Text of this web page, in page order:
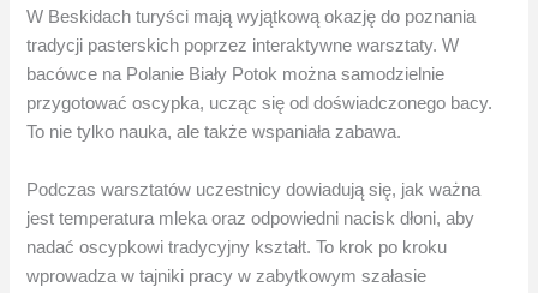
W Beskidach turyści mają wyjątkową okazję do poznania
tradycji pasterskich poprzez interaktywne warsztaty. W
bacówce na Polanie Biały Potok można samodzielnie
przygotować oscypka, ucząc się od doświadczonego bacy.
To nie tylko nauka, ale także wspaniała zabawa.
Podczas warsztatów uczestnicy dowiadują się, jak ważna
jest temperatura mleka oraz odpowiedni nacisk dłoni, aby
nadać oscypkowi tradycyjny kształt. To krok po kroku
wprowadza w tajniki pracy w zabytkowym szałasie